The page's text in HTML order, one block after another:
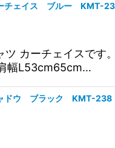
ーチェイス ブルー
ツ カーチェイスです
幅L53cm65cm…
ャドウ ブラック KMT-